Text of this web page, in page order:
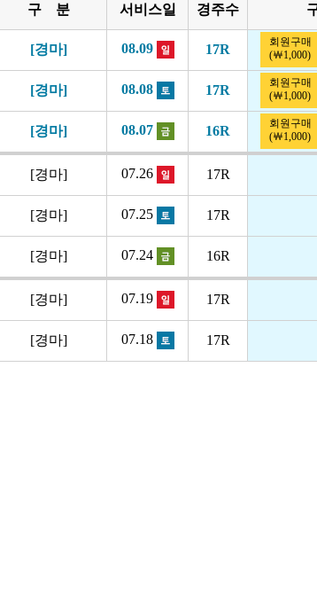
구 분 서비스일 경주수
[경마] 08.09 17R
회원구매
(￦1,000)
[경마] 08.08 17R
회원구매
(￦1,000)
[경마] 08.07 16R
회원구매
(￦1,000)
[경마] 07.26 17R
[경마] 07.25 17R
[경마] 07.24 16R
[경마] 07.19 17R
[경마] 07.18 17R